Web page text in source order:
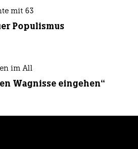
mit 63
Populismus
im All
Wagnisse eingehen“